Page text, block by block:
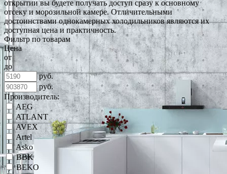
открытии вы будете получать доступ сразу к основному
отсеку и морозильной камере. Отличительными
достоинствами однокамерных холодильников являются их
доступная цена и практичность.
Фильтр по товарам
Цена
от
до
руб.
руб.
Производитель:
AEG
ATLANT
AVEX
Artel
Asko
BBK
BEKO